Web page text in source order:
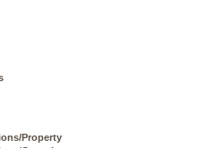
Property